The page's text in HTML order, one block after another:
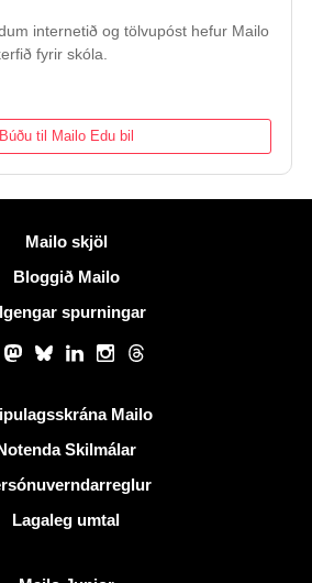
internetið og tölvupóst hefur Mailo
fyrir skóla.
Búðu til Mailo Edu bil
Mailo skjöl
Bloggið Mailo
spurningar
Mastodon
BlueskyLinkedInInstagram
Threads
Mailo
Skilmálar
Lagaleg umtal